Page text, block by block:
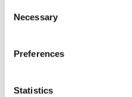
Selection
Necessary
Preferences
Statistics
Adresa pravnog oblika
Adresa
Poštanski broj